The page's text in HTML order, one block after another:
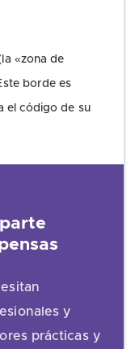
«zona de
borde es
el código de su
y
prácticas y